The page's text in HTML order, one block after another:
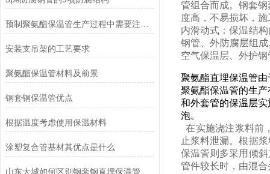
安装支吊架的工艺要求
聚氨酯保温管材料及前景
钢套钢保温管优点
根据温度考虑使用保温材料
涂塑复合管基材其优点是什么
管组合而成。钢套
度高，不易损坏，
内滑动式：保温结
钢管、外防腐层组
空气保温层、外护
聚氨酯直埋保温管
聚氨酯保温管的生
和外套管的保温层实
泡。
在实施浇注浆料前
止浆料泄漏。根据
保温管则多采用倾
管件较长时，由混